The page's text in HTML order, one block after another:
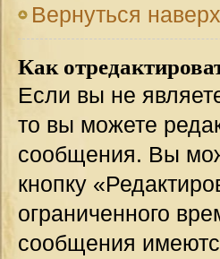
Вернуться наверх
Как
Если вы не
то вы можете
сообщения. Вы
кнопку
ограниченного
сообщения